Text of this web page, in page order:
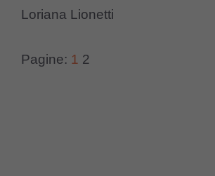
Loriana Lionetti
Pagine: 1 2